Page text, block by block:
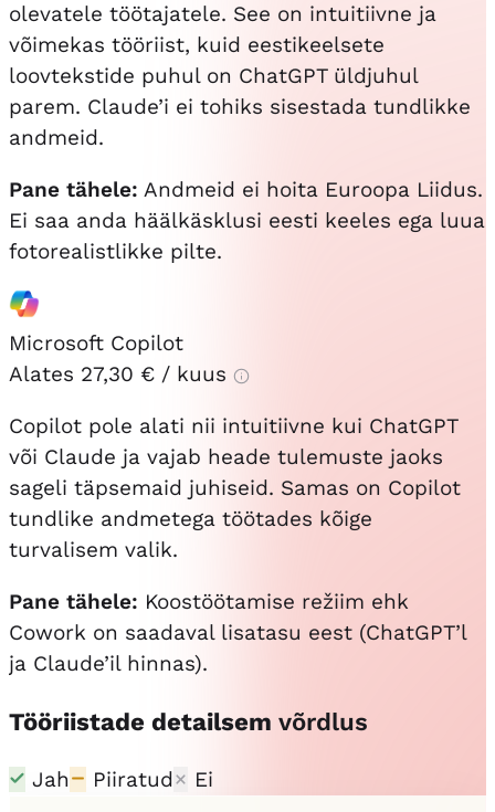
olevatele töötajatele. See on intuitiivne ja
võimekas tööriist, kuid eestikeelsete
loovtekstide puhul on ChatGPT üldjuhul
parem. Claude’i ei tohiks sisestada tundlikke
andmeid.
Pane tähele: Andmeid ei hoita Euroopa Liidus.
Ei saa anda häälkäsklusi eesti keeles ega luua
fotorealistlikke pilte.
Microsoft Copilot
Alates 27,30 € / kuus
Copilot pole alati nii intuitiivne kui ChatGPT
või Claude ja vajab heade tulemuste jaoks
sageli täpsemaid juhiseid. Samas on Copilot
tundlike andmetega töötades kõige
turvalisem valik.
Pane tähele: Koostöötamise režiim ehk
Cowork on saadaval lisatasu eest (ChatGPT’l
ja Claude’il hinnas).
Tööriistade detailsem võrdlus
Jah Piiratud Ei